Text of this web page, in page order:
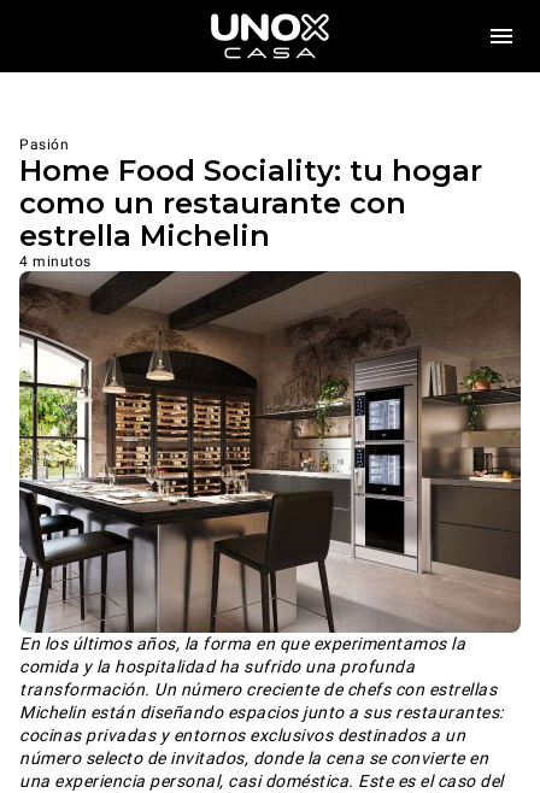
Pasión
Home Food Sociality: tu hogar
como un restaurante con
estrella Michelin
4 minutos
En los últimos años, la forma en que experimentamos la
comida y la hospitalidad ha sufrido una profunda
transformación. Un número creciente de chefs con estrellas
Michelin están diseñando espacios junto a sus restaurantes:
cocinas privadas y entornos exclusivos destinados a un
número selecto de invitados, donde la cena se convierte en
una experiencia personal, casi doméstica. Este es el caso del